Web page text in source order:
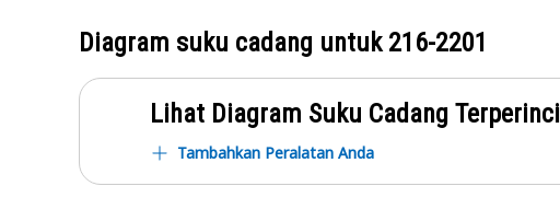
Diagram suku cadang untuk216-2201
Lihat Diagram Suku Cadang Terperinci
Tambahkan Peralatan Anda